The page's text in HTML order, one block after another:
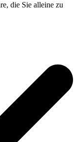
die Sie alleine zu